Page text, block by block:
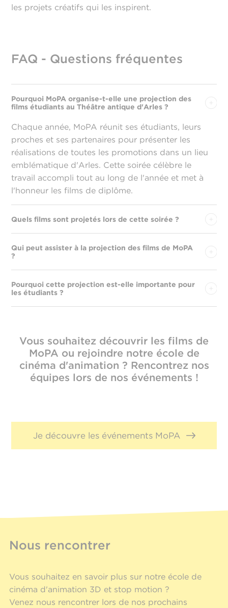
les projets créatifs qui les inspirent.
FAQ - Questions fréquentes
Pourquoi MoPA organise-t-elle une projection des
films étudiants au Théâtre antique d'Arles ?
Chaque année, MoPA réunit ses étudiants, leurs
proches et ses partenaires pour présenter les
réalisations de toutes les promotions dans un lieu
emblématique d'Arles. Cette soirée célèbre le
travail accompli tout au long de l'année et met à
l'honneur les films de diplôme.
Quels films sont projetés lors de cette soirée ?
Qui peut assister à la projection des films de MoPA
?
Pourquoi cette projection est-elle importante pour
les étudiants ?
Vous souhaitez découvrir les films de
MoPA ou rejoindre notre école de
cinéma d'animation ? Rencontrez nos
équipes lors de nos événements !
Je découvre les événements MoPA
Nous rencontrer
Vous souhaitez en savoir plus sur notre école de
cinéma d'animation 3D et stop motion ?
Venez nous rencontrer lors de nos prochains